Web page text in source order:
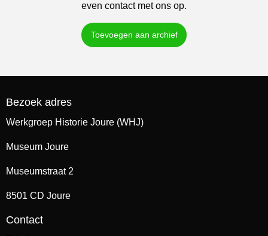
even contact met ons op.
Toevoegen aan archief
Bezoek adres
Werkgroep Historie Joure (WHJ)
Museum Joure
Museumstraat 2
8501 CD Joure
Contact